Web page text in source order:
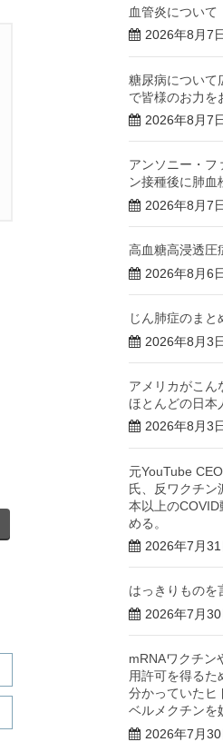
血管炎について
2026年8月7
糖尿病について
で皆様のお力を
2026年8月7
アンソニー・フ
ン接種後に肺血
2026年8月7
高血糖高浸透圧
2026年8月6
じん肺症のまと
2026年8月3
アメリカがこん
ほとんどの日本
2026年8月3
元YouTube
氏、反ワクチン
本以上の
める。
2026年7月31
はっきりものを
2026年7月30
mRNAワクチン
用許可を得るた
分かっていたヒ
ベルメクチンを
2026年7月30